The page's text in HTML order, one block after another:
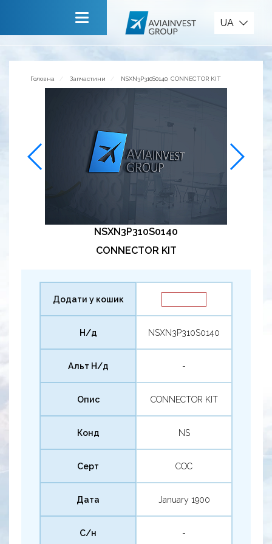
Зворотній зв’язок
UA
Головна Запчастини NSXN3P310S0140, CONNECTOR KIT
NSXN3P310S0140
CONNECTOR KIT
Додати у кошик
Н/д NSXN3P310S0140
Альт Н/д -
Опис CONNECTOR KIT
Конд NS
Серт COC
Дата January 1900
С/н -